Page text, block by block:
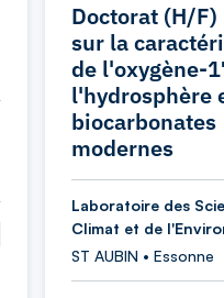
Doctorat (H/
sur la
de l'oxygène-
l'hydrosphère
biocarbonates
modernes
Laboratoire des
Climat et de
ST AUBIN • Essonne